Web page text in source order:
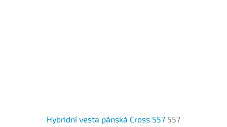
Hybridní vesta pánská Cross 557 557